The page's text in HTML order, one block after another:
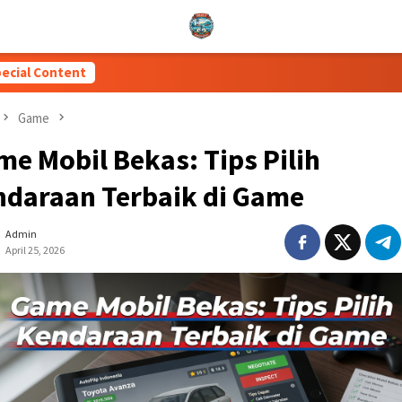
Content
Game
Mobil Bekas: Tips Pilih
Terbaik di Game
Admin
April 25, 2026